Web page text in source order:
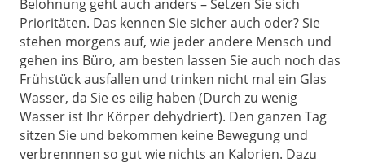
Belohnung geht auch anders – Setzen Sie sich
Prioritäten. Das kennen Sie sicher auch oder? Sie
stehen morgens auf, wie jeder andere Mensch und
gehen ins Büro, am besten lassen Sie auch noch das
Frühstück ausfallen und trinken nicht mal ein Glas
Wasser, da Sie es eilig haben (Durch zu wenig
Wasser ist Ihr Körper dehydriert). Den ganzen Tag
sitzen Sie und bekommen keine Bewegung und
verbrennnen so gut wie nichts an Kalorien. Dazu